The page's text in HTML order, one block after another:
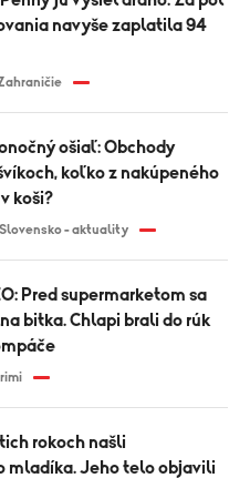
navyše zaplatila 94
koľko z nakúpeného
koši?
Slovensko - aktuality
bitka. Chlapi brali do rúk
mladíka. Jeho telo objavili